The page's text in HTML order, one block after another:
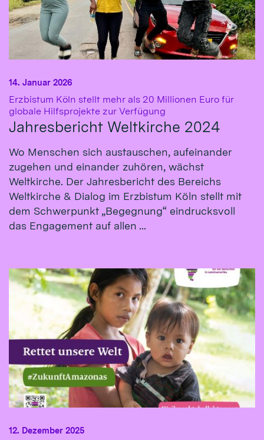
Erzbistum Köln stellt mehr als 20 Millionen Euro für
globale Hilfsprojekte zur Verfügung
Jahresbericht Weltkirche 2024
14. Januar 2026
Wo Menschen sich austauschen, aufeinander
zugehen und einander zuhören, wächst
Weltkirche. Der Jahresbericht des Bereichs
Weltkirche & Dialog im Erzbistum Köln stellt mit
dem Schwerpunkt „Begegnung“ eindrucksvoll
das Engagement auf allen ...
12. Dezember 2025